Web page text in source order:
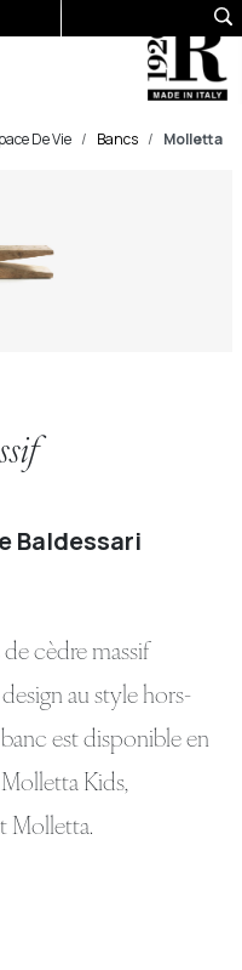
De Vie Bancs Molletta
Baldessari
cèdre massif
au style hors-
est disponible en
Kids,
Molletta.